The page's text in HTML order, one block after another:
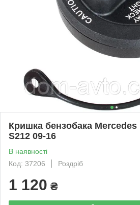
Кришка бензобака Mercedes
S212 09-16
В наявності
Код: 37206
Роздріб
1 120 ₴